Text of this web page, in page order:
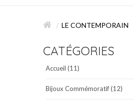
LE CONTEMPORAIN
CATÉGORIES
Accueil (11)
Bijoux Commémoratif (12)